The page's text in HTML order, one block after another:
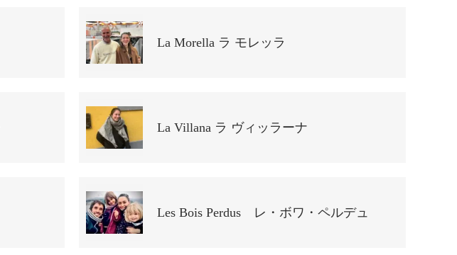
La Morella ラ モレッラ
La Villana ラ ヴィッラーナ
Les Bois Perdus レ・ボワ・ペルデュ